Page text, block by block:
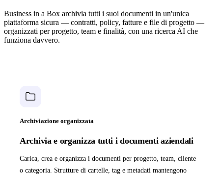
Business in a Box archivia tutti i suoi documenti in un'unica
piattaforma sicura — contratti, policy, fatture e file di progetto —
organizzati per progetto, team e finalità, con una ricerca AI che
funziona davvero.
Archiviazione organizzata
Archivia e organizza tutti i documenti aziendali
Carica, crea e organizza i documenti per progetto, team, cliente
o categoria. Strutture di cartelle, tag e metadati mantengono